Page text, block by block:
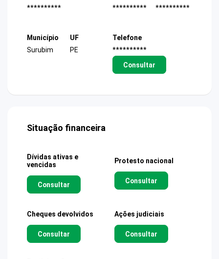
**********
**********
**********
Município
Surubim
UF
PE
Telefone
**********
Consultar
Situação financeira
Dívidas ativas e
vencidas
Consultar
Protesto nacional
Consultar
Cheques devolvidos
Consultar
Ações judiciais
Consultar